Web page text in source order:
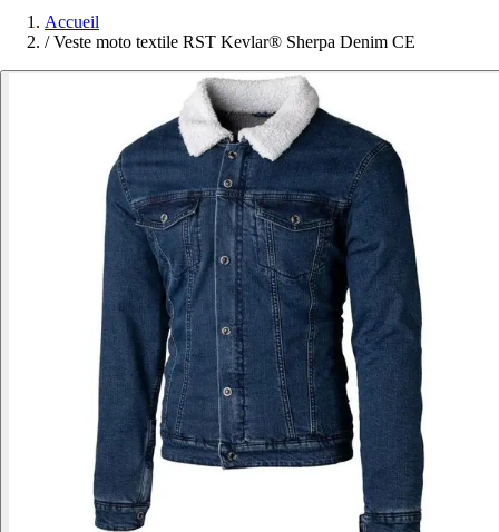
Accueil
/ Veste moto textile RST Kevlar® Sherpa Denim CE